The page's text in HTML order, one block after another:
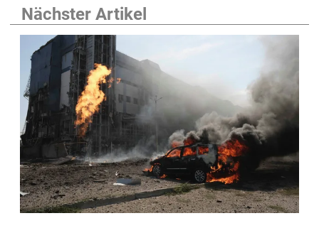
Nächster Artikel